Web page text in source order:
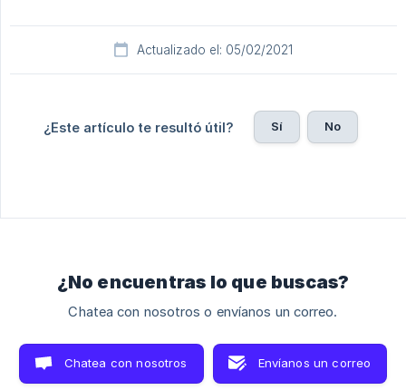
Actualizado el: 05/02/2021
¿Este artículo te resultó útil? Sí No
¿No encuentras lo que buscas?
Chatea con nosotros o envíanos un correo.
Chatea con nosotros Envíanos un correo